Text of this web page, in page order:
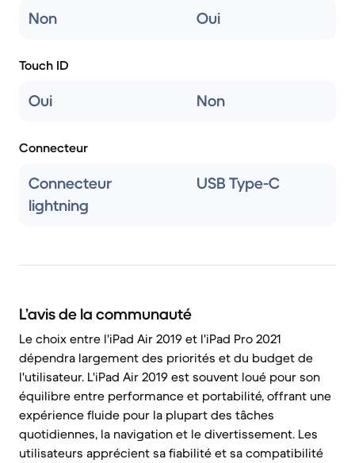
Non Oui
Touch ID
Oui Non
Connecteur
Connecteur
lightning
USB Type-C
L’avis de la communauté
Le choix entre l'iPad Air 2019 et l'iPad Pro 2021
dépendra largement des priorités et du budget de
l'utilisateur. L'iPad Air 2019 est souvent loué pour son
équilibre entre performance et portabilité, offrant une
expérience fluide pour la plupart des tâches
quotidiennes, la navigation et le divertissement. Les
utilisateurs apprécient sa fiabilité et sa compatibilité